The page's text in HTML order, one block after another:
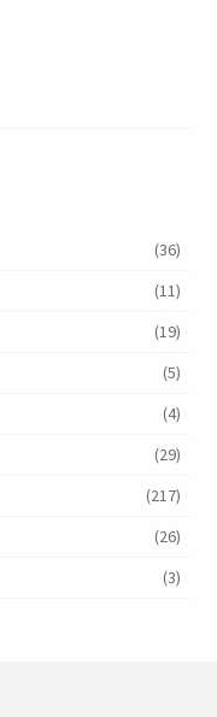
(36)
(11)
(19)
(5)
(4)
(29)
(217)
(26)
(3)